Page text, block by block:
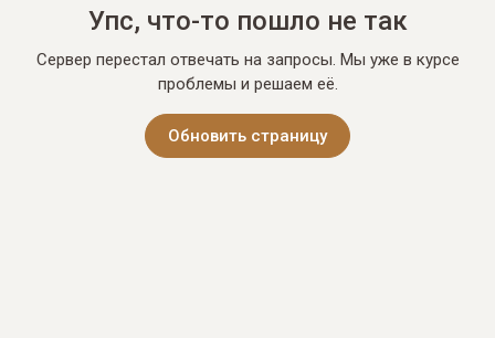
Упс, что-то пошло не так
Сервер перестал отвечать на запросы. Мы уже в курсе
проблемы и решаем её.
Обновить страницу